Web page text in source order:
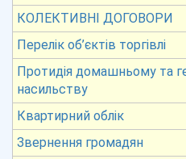
КОЛЕКТИВНІ ДОГОВОРИ
Перелік об’єктів торгівлі
Протидія домашньому та
насильству
Квартирний облік
Звернення громадян